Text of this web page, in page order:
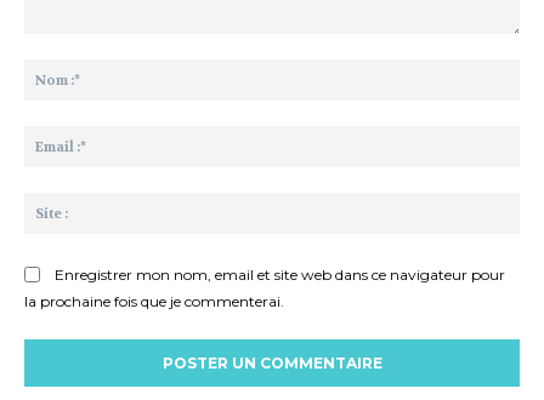
Enregistrer mon nom, email et site web dans ce navigateur pour
la prochaine fois que je commenterai.